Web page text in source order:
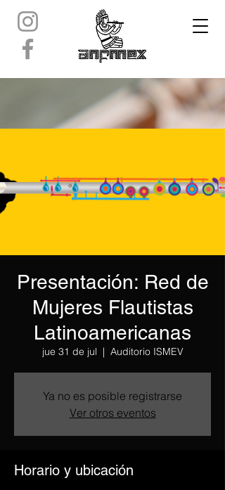
Presentación: Red de
Mujeres Flautistas
Latinoamericanas
jue 31 de jul
  |
Auditorio ISMEV
Ya no es posible registrarse
Ver otros eventos
Horario y ubicación